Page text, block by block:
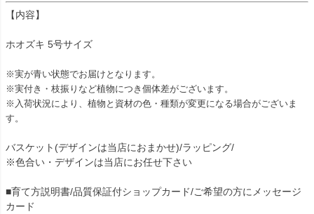
【内容】
ホオズキ 5号サイズ
※実が青い状態でお届けとなります。
※実付き・枝振りなど植物につき個体差がございます。
※入荷状況により、植物と資材の色・種類が変更になる場合がございま
す。
バスケット(デザインは当店におまかせ)/ラッピング/
※色合い・デザインは当店にお任せ下さい
■育て方説明書/品質保証付ショップカード/ご希望の方にメッセージ
カード